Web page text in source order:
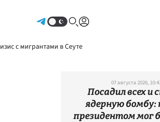
с мигрантами в Сеуте
07 августа 2026,
Посадил всех и
ядерную бомбу:
президентом мог